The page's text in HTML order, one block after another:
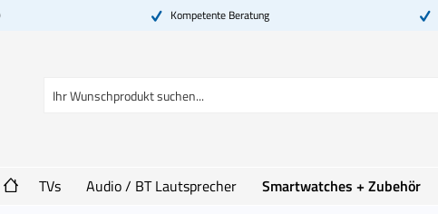
Kompetente Beratung
TVs Audio / BT Lautsprecher Smartwatches + Zubehör